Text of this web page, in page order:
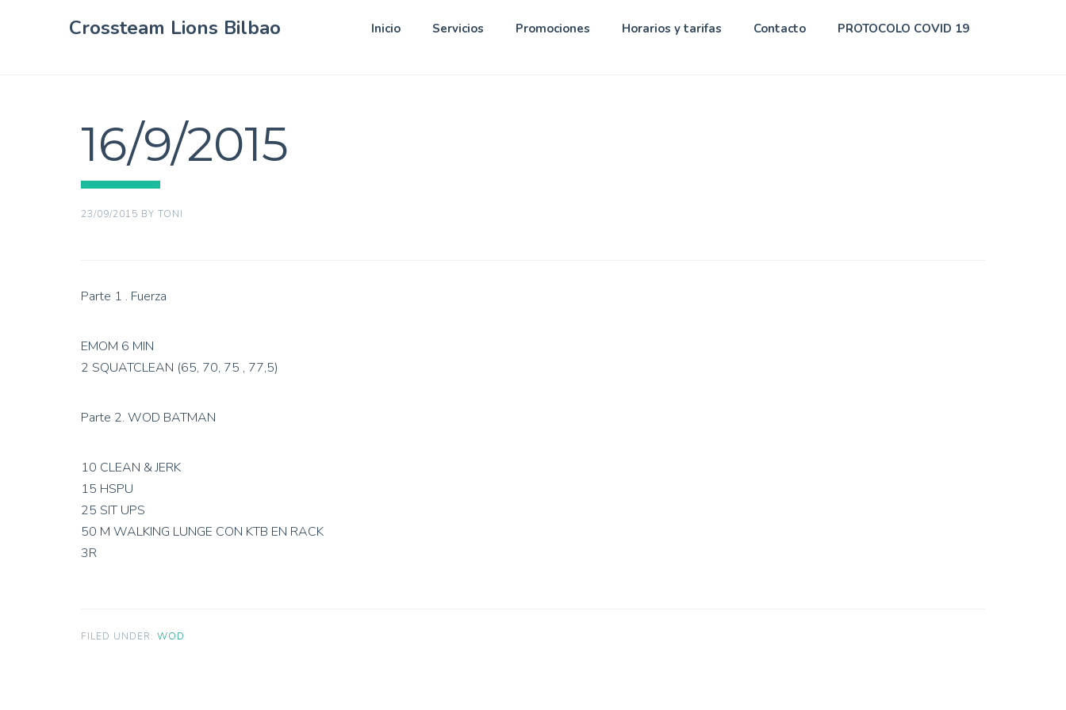
Crossteam Lions Bilbao Inicio Servicios Promociones Horarios y tarifas Contacto PROTOCOLO COVID 19
16/9/2015
23/09/2015 BY TONI
Parte 1 . Fuerza
EMOM 6 MIN
2 SQUATCLEAN (65, 70, 75 , 77,5)
Parte 2. WOD BATMAN
10 CLEAN & JERK
15 HSPU
25 SIT UPS
50 M WALKING LUNGE CON KTB EN RACK
3R
FILED UNDER: WOD